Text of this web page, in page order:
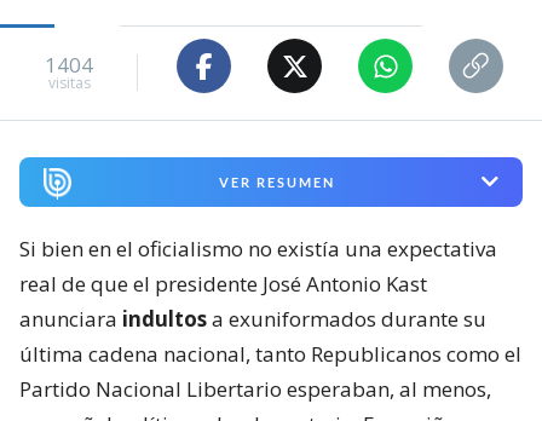
1404
visitas
VER RESUMEN
Si bien en el oficialismo no existía una expectativa
real de que el presidente José Antonio Kast
anunciara indultosa exuniformados durante su
última cadena nacional, tanto Republicanos como el
Partido Nacional Libertario esperaban, al menos,